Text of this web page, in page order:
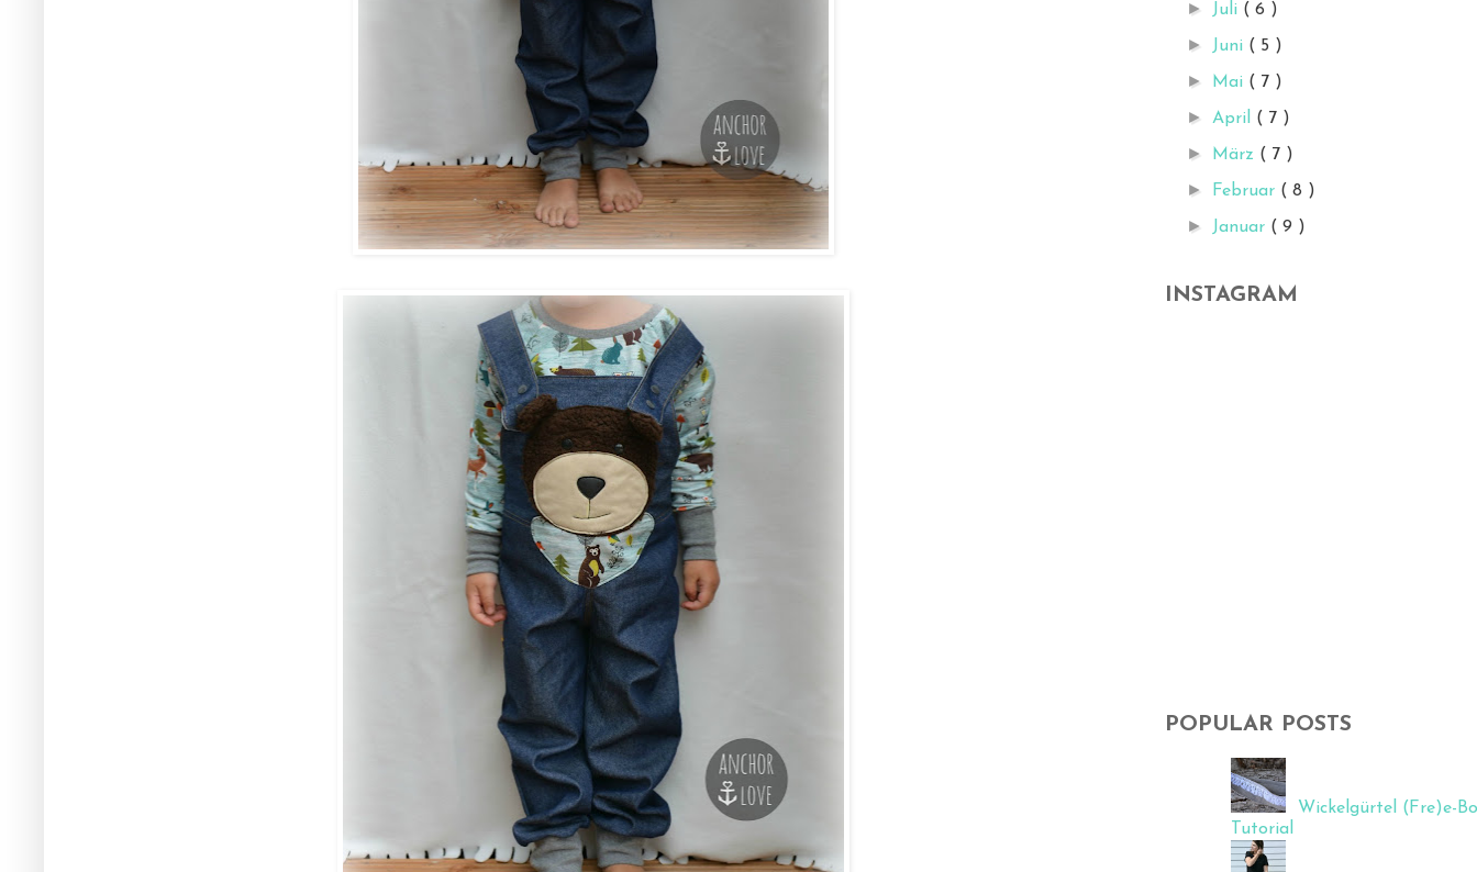
► Juli ( 6 )
► Juni ( 5 )
► Mai ( 7 )
► April ( 7 )
► März ( 7 )
► Februar ( 8 )
► Januar ( 9 )
INSTAGRAM
POPULAR POSTS
Wickelgürtel (Fre)e-
Tutorial